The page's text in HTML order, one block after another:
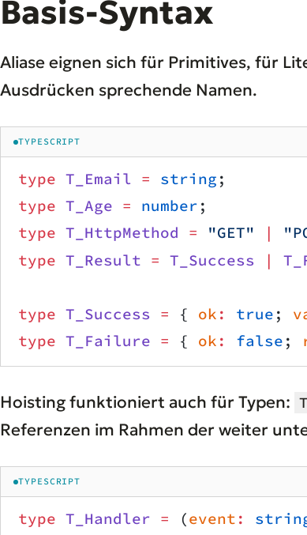
Basis-Syntax
Aliase eignen sich für Primitives, für
Ausdrücken sprechende Namen.
TYPESCRIPT
type T_Email = string ;
type T_Age = number ;
type T_HttpMethod = "GET" |
type T_Result = T_Success |
type T_Success = { ok : true ;
type T_Failure = { ok : false ;
Hoisting funktioniert auch für Typen:
Referenzen im Rahmen der weiter
TYPESCRIPT
type T_Handler = (event :